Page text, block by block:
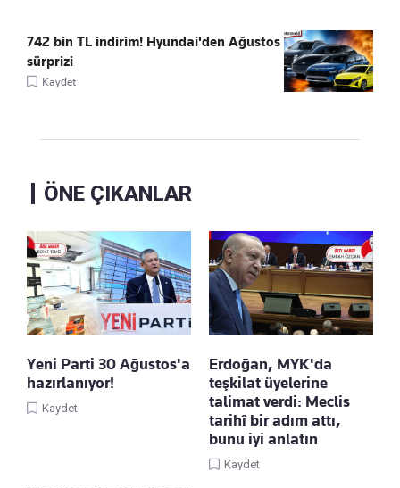
742 bin TL indirim! Hyundai'den Ağustos
sürprizi
Kaydet
ÖNE ÇIKANLAR
Yeni Parti 30 Ağustos'a
hazırlanıyor!
Kaydet
Erdoğan, MYK'da
teşkilat üyelerine
talimat verdi: Meclis
tarihî bir adım attı,
bunu iyi anlatın
Kaydet